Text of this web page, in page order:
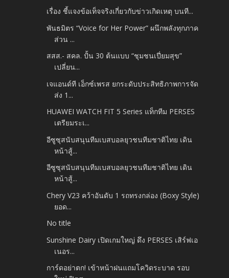
เรื่อง ชี้แจงข้อเท็จจริงเกี่ยวกับข่าวเกิดเหตุ บนที...
พันธมิตร “Voice for Her Power” ผนึกพลังทุกภาค
ส่วน ...
สสส.- สคล. ปั้น 30 ต้นแบบ “ชุมชนเปี่ยมสุข”
เปลี่ยน...
เจแอนด์ที เอ็กซ์เพรส ยกระดับประสิทธิภาพการจัด
ส่ง 1...
HUAWEI WATCH FIT 5 Series แท็กทีม PERSES
เตรียมระเ...
อีซูซุสนับสนุนทีมเบสบอลยุวชนทีมชาติไทย เดิน
หน้าสู้...
อีซูซุสนับสนุนทีมเบสบอลยุวชนทีมชาติไทย เดิน
หน้าสู้...
Chery V23 คว้าอันดับ 1 รถทรงกล่อง (Boxy Style)
ยอด...
No title
Sunshine Dairy เปิดเกมใหญ่ ดึง PERSES เสิร์ฟเอ
เนอร...
การ์ดอย่าตก! เข้าหน้าฝนแถมโควิดระบาด รอบ